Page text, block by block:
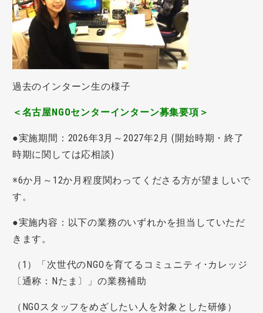
過去のインターン生の様子
＜名古屋NGOセンターインターン募集要項＞
●実施期間：2026年3月～2027年2月 (開始時期・終了
時期に関しては応相談)
※6か月～12か月程度関わってくださる方が望ましいで
す。
●実施内容：以下の業務のいずれかを担当していただ
きます。
（1）「次世代のNGOを育てるコミュニティ･カレッジ
〔通称：Nたま〕」の業務補助
（NGOスタッフをめざしたい人を対象とした研修）